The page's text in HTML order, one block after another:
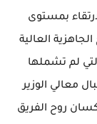
بمستوى
العالية
لم تشملها
معالي الوزير
روح الفريق